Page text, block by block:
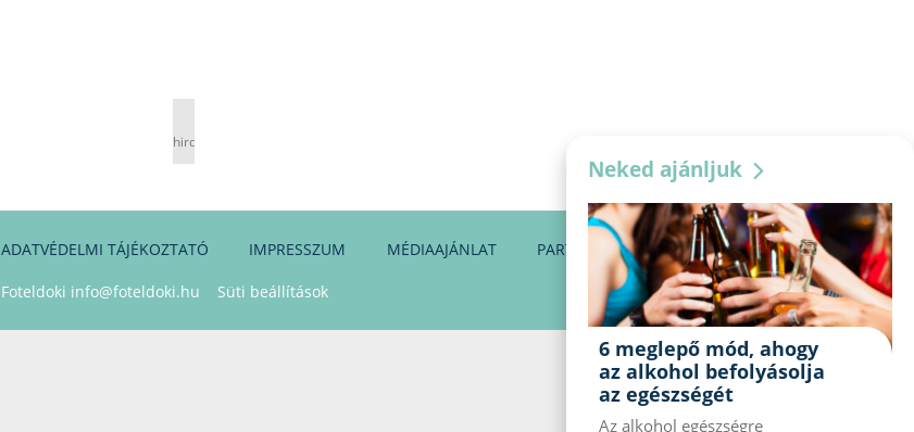
hirdetés
ADATVÉDELMI TÁJÉKOZTATÓ IMPRESSZUM MÉDIAAJÁNLAT PARTNEREINK KAPCSOLAT
Foteldoki info@foteldoki.hu Süti beállítások
Neked ajánljuk
6 meglepő mód, ahogy
az alkohol befolyásolja
az egészségét
Az alkohol egészségre